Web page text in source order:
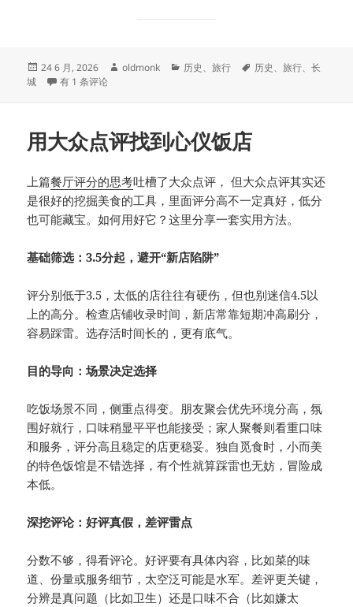
发
布
24 6 月, 2026
作
oldmonk
分
历史、旅行
标
历史、旅行、长
城
关于长城的误解
有 1 条评论
用大众点评找到心仪饭店
上篇餐厅评分的思考吐槽了大众点评， 但大众点评其实还
是很好的挖掘美食的工具，里面评分高不一定真好，低分
也可能藏宝。如何用好它？这里分享一套实用方法。
基础筛选：3.5分起，避开“新店陷阱”
评分别低于3.5，太低的店往往有硬伤，但也别迷信4.5以
上的高分。检查店铺收录时间，新店常靠短期冲高刷分，
容易踩雷。选存活时间长的，更有底气。
目的导向：场景决定选择
吃饭场景不同，侧重点得变。朋友聚会优先环境分高，氛
围好就行，口味稍显平平也能接受；家人聚餐则看重口味
和服务，评分高且稳定的店更稳妥。独自觅食时，小而美
的特色饭馆是不错选择，有个性就算踩雷也无妨，冒险成
本低。
深挖评论：好评真假，差评雷点
分数不够，得看评论。好评要有具体内容，比如菜的味
道、份量或服务细节，太空泛可能是水军。差评更关键，
分辨是真问题（比如卫生）还是口味不合（比如嫌太